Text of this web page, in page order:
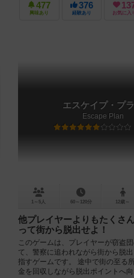
477
興味あり
376
経験あり お気に入り
エスケイプ・プ
Escape Plan
1～5人 60～120分 12歳～
他プレイヤーよりもたくさ
って街から脱出せよ！
このゲームは、プレイヤーが窃盗
て、警察に追われながら街から脱
指すゲームです。 途中で街の至る
金を回収しながら脱出ポイントへ向